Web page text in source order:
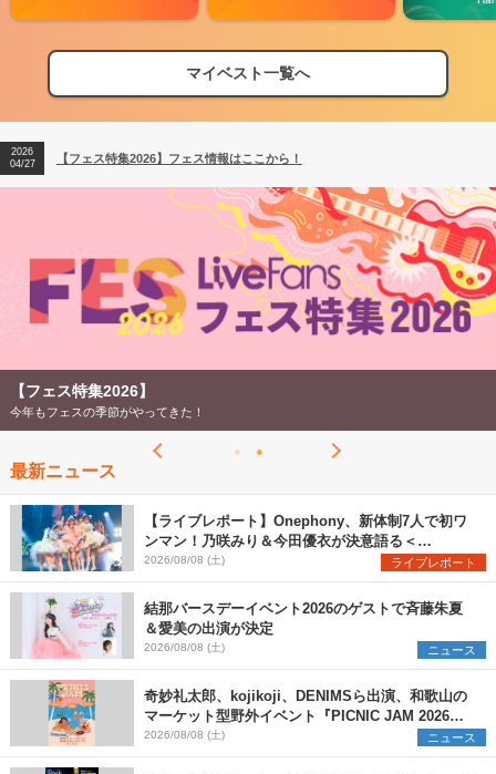
マイベスト一覧へ
【フェス特集2026】フェス情報はここから！
【ライブ動員ランキング】2026年上半期編発表！
2026
04/27
【フェス特集2026】フェス情報はここから！
2026
【ライブ動員ランキング】2026年上半期編発表！
【フェス特集2026】
今年もフェスの季節がやってきた！
最新ニュース
【ライブレポート】Onephony、新体制7人で初ワ
ンマン！乃咲みり＆今田優衣が決意語る＜
Onephony新体制1st Oneman Live はじまりの夏
＞
2026/08/08 (土) ライブレポート
結那バースデーイベント2026のゲストで斉藤朱夏
＆愛美の出演が決定
2026/08/08 (土) ニュース
奇妙礼太郎、kojikoji、DENIMSら出演、和歌山の
マーケット型野外イベント『PICNIC JAM 2026』
早割チケット発売開始
2026/08/08 (土) ニュース